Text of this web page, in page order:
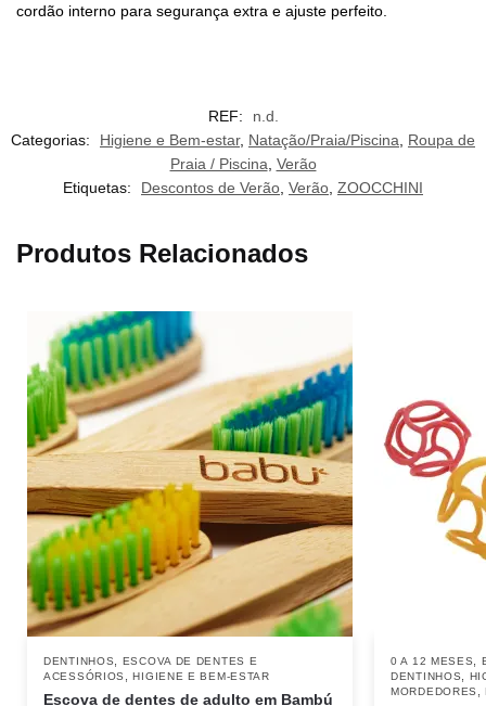
cordão interno para segurança extra e ajuste perfeito.
REF:
n.d.
Categorias:
Higiene e Bem-estar, Natação/Praia/Piscina, Roupa de
Praia / Piscina, Verão
Etiquetas:
Descontos de Verão, Verão, ZOOCCHINI
Produtos Relacionados
DENTINHOS,
ESCOVA DE DENTES E
ACESSÓRIOS ,HIGIENE E BEM-ESTAR
Escova de dentes de adulto em Bambú
0 A 12 MESES,
DENTINHOS,
MORDEDORES ,